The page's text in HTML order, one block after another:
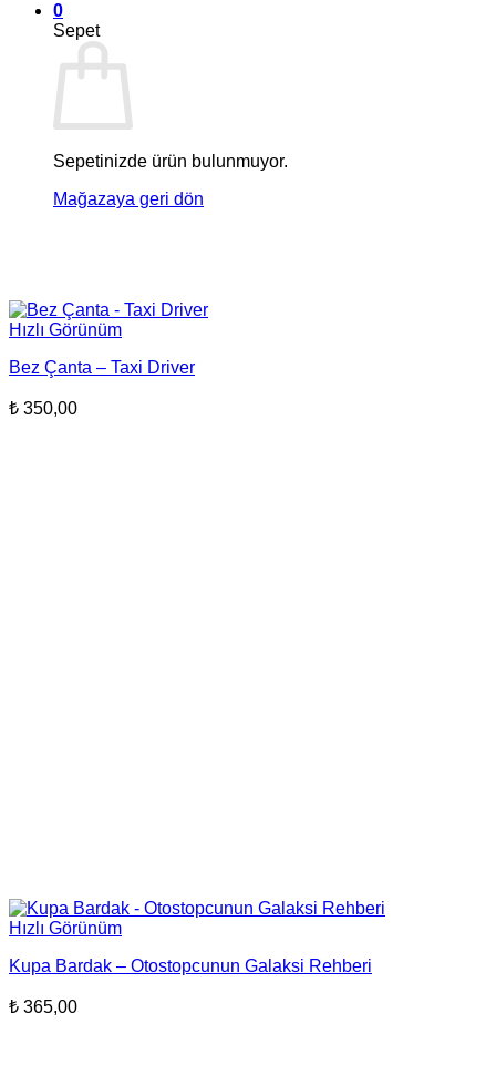
0
Sepet
Sepetinizde ürün bulunmuyor.
Mağazaya geri dön
Hızlı Görünüm
Bez Çanta – Taxi Driver
₺ 350,00
Hızlı Görünüm
Kupa Bardak – Otostopcunun Galaksi Rehberi
₺ 365,00